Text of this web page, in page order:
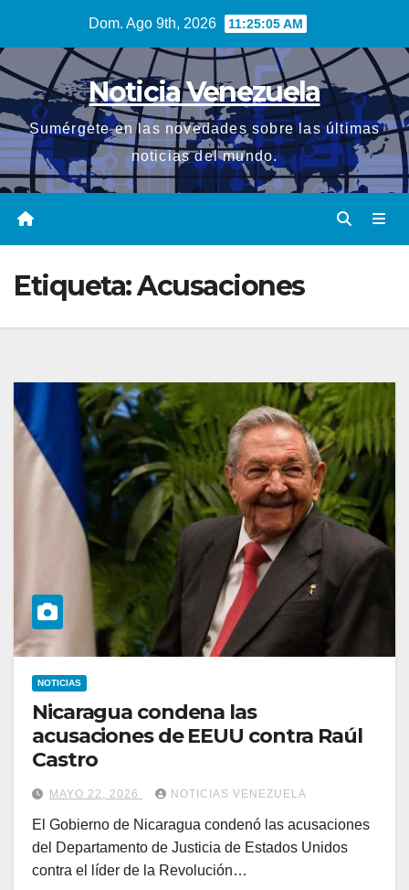
contenido
Dom. Ago 9th, 2026 11:25:06 AM
Noticia Venezuela
Sumérgete en las novedades sobre las últimas
noticias del mundo.
Etiqueta:Acusaciones
NOTICIAS
Nicaragua condena las
acusaciones de EEUU contra Raúl
Castro
MAYO 22, 2026 NOTICIAS VENEZUELA
El Gobierno de Nicaragua condenó las acusaciones
del Departamento de Justicia de Estados Unidos
contra el líder de la Revolución…